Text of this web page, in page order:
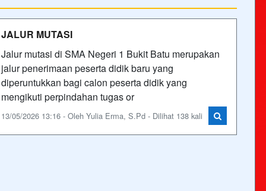
JALUR MUTASI
Jalur mutasi di SMA Negeri 1 Bukit Batu merupakan
jalur penerimaan peserta didik baru yang
diperuntukkan bagi calon peserta didik yang
mengikuti perpindahan tugas or
13/05/2026 13:16 - Oleh Yulia Erma, S.Pd - Dilihat 138 kali